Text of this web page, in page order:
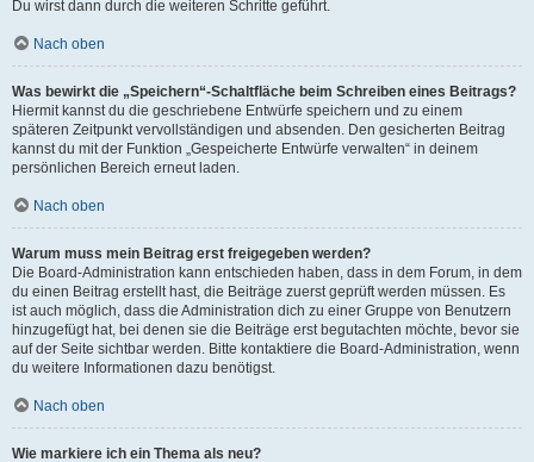
Du wirst dann durch die weiteren Schritte geführt.
Nach oben
Was bewirkt die „Speichern“-Schaltfläche beim Schreiben eines Beitrags?
Hiermit kannst du die geschriebene Entwürfe speichern und zu einem
späteren Zeitpunkt vervollständigen und absenden. Den gesicherten Beitrag
kannst du mit der Funktion „Gespeicherte Entwürfe verwalten“ in deinem
persönlichen Bereich erneut laden.
Nach oben
Warum muss mein Beitrag erst freigegeben werden?
Die Board-Administration kann entschieden haben, dass in dem Forum, in dem
du einen Beitrag erstellt hast, die Beiträge zuerst geprüft werden müssen. Es
ist auch möglich, dass die Administration dich zu einer Gruppe von Benutzern
hinzugefügt hat, bei denen sie die Beiträge erst begutachten möchte, bevor sie
auf der Seite sichtbar werden. Bitte kontaktiere die Board-Administration, wenn
du weitere Informationen dazu benötigst.
Nach oben
Wie markiere ich ein Thema als neu?